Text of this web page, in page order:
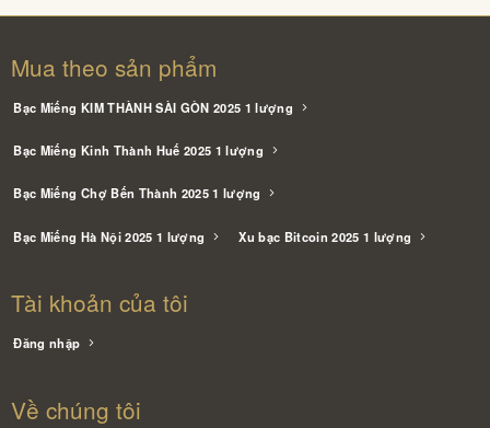
Mua theo sản phẩm
Bạc Miếng KIM THÀNH SÀI GÒN 2025 1 lượng
Bạc Miếng Kinh Thành Huế 2025 1 lượng
Bạc Miếng Chợ Bến Thành 2025 1 lượng
Bạc Miếng Hà Nội 2025 1 lượng Xu bạc Bitcoin 2025 1 lượng
Tài khoản của tôi
Đăng nhập
Về chúng tôi